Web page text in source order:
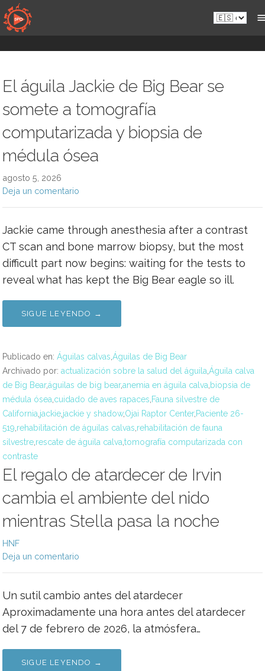
Saltar
al
contenido
Es.sportsmansparadiseonline.com
El águila Jackie de Big Bear se
somete a tomografía
computarizada y biopsia de
médula ósea
agosto 5, 2026
Deja un comentario
Jackie came through anesthesia after a contrast
CT scan and bone marrow biopsy, but the most
difficult part now begins: waiting for the tests to
reveal what has kept the Big Bear eagle so ill.
SIGUE LEYENDO →
Publicado en: Águilas calvas Águilas de Big Bear
Archivado por: actualización sobre la salud del águila Águila calva
de Big Bear,águilas de big bear,anemia en águila calva biopsia de
médula ósea cuidado de aves rapaces Fauna silvestre de
California jackie jackie y shadow,Ojai Raptor Center, Paciente 26-
519 rehabilitación de águilas calvas rehabilitación de fauna
silvestre rescate de águila calva tomografía computarizada con
contraste
El regalo de atardecer de Irvin
cambia el ambiente del nido
mientras Stella pasa la noche
HNF
Deja un comentario
Un sutil cambio antes del atardecer
Aproximadamente una hora antes del atardecer
del 7 de febrero de 2026, la atmósfera…
SIGUE LEYENDO →